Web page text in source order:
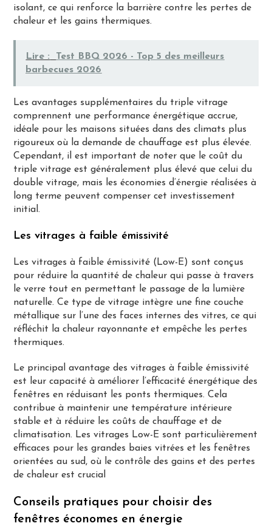
isolant, ce qui renforce la barrière contre les pertes de
chaleur et les gains thermiques.
Lire :
Test BBQ 2026 - Top 5 des meilleurs
barbecues 2026
Les avantages supplémentaires du triple vitrage
comprennent une performance énergétique accrue,
idéale pour les maisons situées dans des climats plus
rigoureux où la demande de chauffage est plus élevée.
Cependant, il est important de noter que le coût du
triple vitrage est généralement plus élevé que celui du
double vitrage, mais les économies d’énergie réalisées à
long terme peuvent compenser cet investissement
initial​.
Les vitrages à faible émissivité
Les vitrages à faible émissivité (Low-E) sont conçus
pour réduire la quantité de chaleur qui passe à travers
le verre tout en permettant le passage de la lumière
naturelle. Ce type de vitrage intègre une fine couche
métallique sur l’une des faces internes des vitres, ce qui
réfléchit la chaleur rayonnante et empêche les pertes
thermiques.
Le principal avantage des vitrages à faible émissivité
est leur capacité à améliorer l’efficacité énergétique des
fenêtres en réduisant les ponts thermiques. Cela
contribue à maintenir une température intérieure
stable et à réduire les coûts de chauffage et de
climatisation. Les vitrages Low-E sont particulièrement
efficaces pour les grandes baies vitrées et les fenêtres
orientées au sud, où le contrôle des gains et des pertes
de chaleur est crucial​
Conseils pratiques pour choisir des
fenêtres économes en énergie